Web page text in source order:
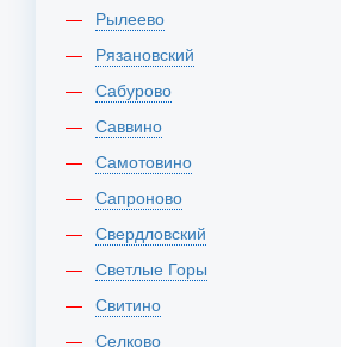
Рылеево
Рязановский
Сабурово
Саввино
Самотовино
Сапроново
Свердловский
Светлые Горы
Свитино
Селково